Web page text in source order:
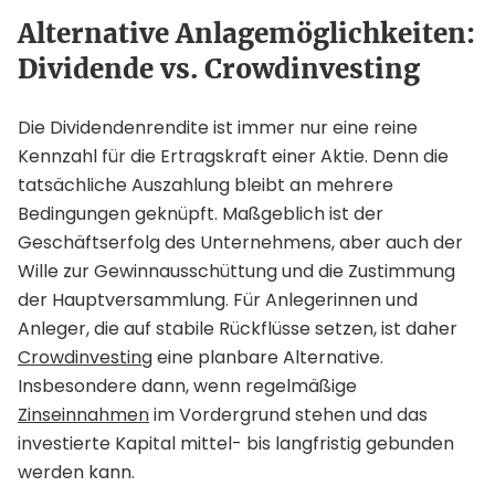
Alternative Anlagemöglichkeiten:
Dividende vs. Crowdinvesting
Die Dividendenrendite ist immer nur eine reine
Kennzahl für die Ertragskraft einer Aktie. Denn die
tatsächliche Auszahlung bleibt an mehrere
Bedingungen geknüpft. Maßgeblich ist der
Geschäftserfolg des Unternehmens, aber auch der
Wille zur Gewinnausschüttung und die Zustimmung
der Hauptversammlung. Für Anlegerinnen und
Anleger, die auf stabile Rückflüsse setzen, ist daher
Crowdinvestingeine planbare Alternative.
Insbesondere dann, wenn regelmäßige
Zinseinnahmenim Vordergrund stehen und das
investierte Kapital mittel- bis langfristig gebunden
werden kann.